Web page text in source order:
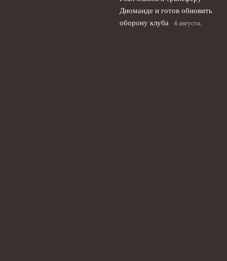
Диоманде и готов обновить
оборону клуба
4 августа,